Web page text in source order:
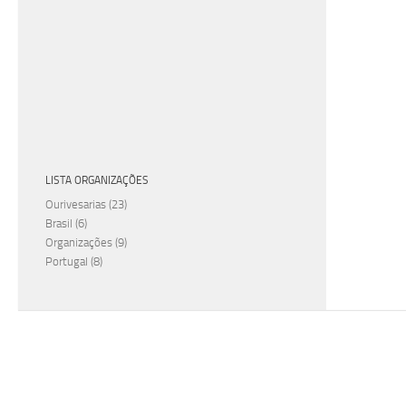
LISTA ORGANIZAÇÕES
Ourivesarias (23)
Brasil (6)
Organizações (9)
Portugal (8)